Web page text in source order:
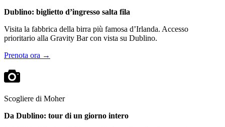
Dublino: biglietto d’ingresso salta fila
Visita la fabbrica della birra più famosa d’Irlanda. Accesso
prioritario alla Gravity Bar con vista su Dublino.
Prenota ora →
Scogliere di Moher
Da Dublino: tour di un giorno intero